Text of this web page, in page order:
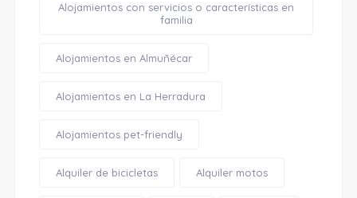
Alojamientos con servicios o características en
familia
Alojamientos en Almuñécar
Alojamientos en La Herradura
Alojamientos pet-friendly
Alquiler de bicicletas Alquiler motos